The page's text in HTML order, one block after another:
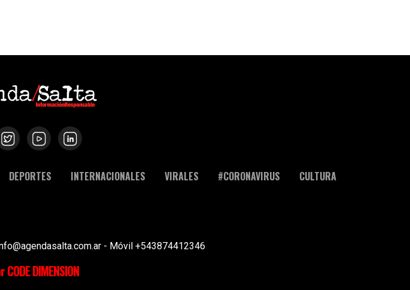
DEPORTES INTERNACIONALES VIRALES #CORONAVIRUS
CULTURA
- Móvil +543874412346
DIMENSION